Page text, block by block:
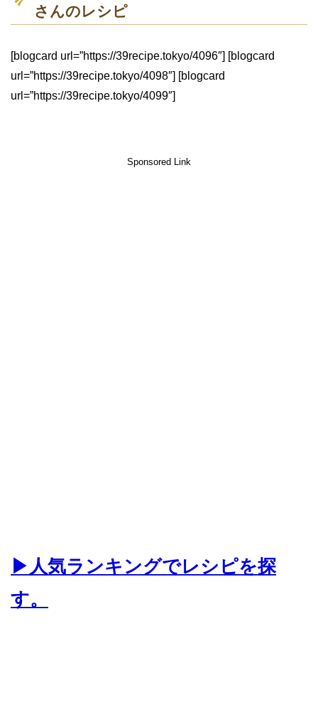
さんのレシピ
[blogcard url=”https://39recipe.tokyo/4096″] [blogcard
url=”https://39recipe.tokyo/4098″] [blogcard
url=”https://39recipe.tokyo/4099″]
Sponsored Link
▶人気ランキングでレシピを探
す。